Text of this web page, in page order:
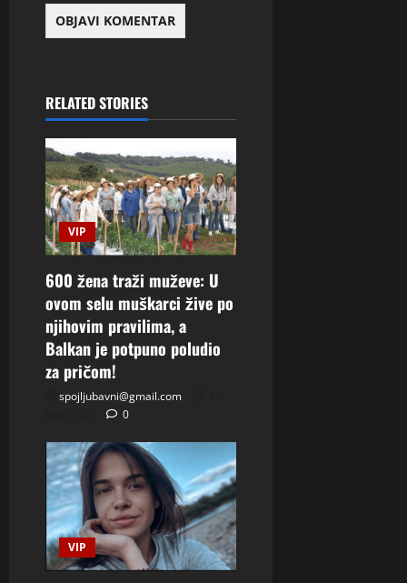
RELATED STORIES
VIP
600 žena traži muževe: U
ovom selu muškarci žive po
njihovim pravilima, a
Balkan je potpuno poludio
za pričom!
spojljubavni@gmail.com
0
VIP